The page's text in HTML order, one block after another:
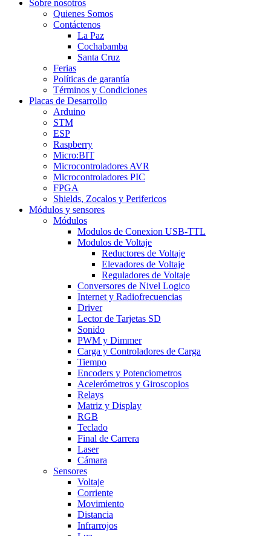
Sobre nosotros
Quienes Somos
Contáctenos
La Paz
Cochabamba
Santa Cruz
Ferias
Políticas de garantía
Términos y Condiciones
Placas de Desarrollo
Arduino
STM
ESP
Raspberry
Micro:BIT
Microcontroladores AVR
Microcontroladores PIC
FPGA
Shields, Zocalos y Perifericos
Módulos y sensores
Módulos
Modulos de Conexion USB-TTL
Modulos de Voltaje
Reductores de Voltaje
Elevadores de Voltaje
Reguladores de Voltaje
Conversores de Nivel Logico
Internet y Radiofrecuencias
Driver
Lector de Tarjetas SD
Sonido
PWM y Dimmer
Carga y Controladores de Carga
Tiempo
Encoders y Potenciometros
Acelerómetros y Giroscopios
Relays
Matriz y Display
RGB
Teclado
Final de Carrera
Laser
Cámara
Sensores
Voltaje
Corriente
Movimiento
Distancia
Infrarrojos